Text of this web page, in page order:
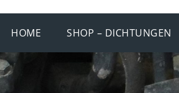
HOME SHOP – DICHTUNGEN